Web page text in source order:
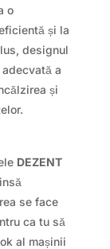
o
și la
designul
a
și
DEZENT
se face
ca tu să
al mașinii